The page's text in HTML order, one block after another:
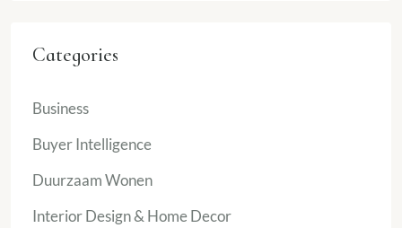
Categories
Business
Buyer Intelligence
Duurzaam Wonen
Interior Design & Home Decor